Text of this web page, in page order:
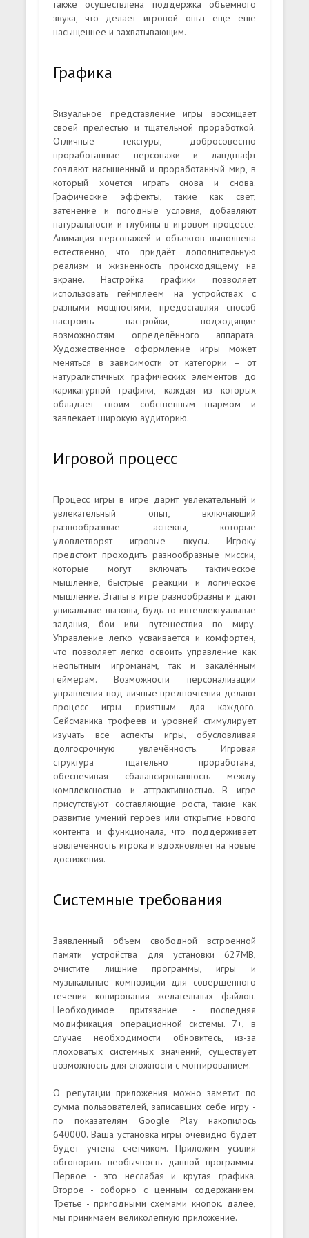
также осуществлена поддержка объемного
звука, что делает игровой опыт ещё еще
насыщеннее и захватывающим.
Графика
Визуальное представление игры восхищает
своей прелестью и тщательной проработкой.
Отличные текстуры, добросовестно
проработанные персонажи и ландшафт
создают насыщенный и проработанный мир, в
который хочется играть снова и снова.
Графические эффекты, такие как свет,
затенение и погодные условия, добавляют
натуральности и глубины в игровом процессе.
Анимация персонажей и объектов выполнена
естественно, что придаёт дополнительную
реализм и жизненность происходящему на
экране. Настройка графики позволяет
использовать геймплеем на устройствах с
разными мощностями, предоставляя способ
настроить настройки, подходящие
возможностям определённого аппарата.
Художественное оформление игры может
меняться в зависимости от категории – от
натуралистичных графических элементов до
карикатурной графики, каждая из которых
обладает своим собственным шармом и
завлекает широкую аудиторию.
Игровой процесс
Процесс игры в игре дарит увлекательный и
увлекательный опыт, включающий
разнообразные аспекты, которые
удовлетворят игровые вкусы. Игроку
предстоит проходить разнообразные миссии,
которые могут включать тактическое
мышление, быстрые реакции и логическое
мышление. Этапы в игре разнообразны и дают
уникальные вызовы, будь то интеллектуальные
задания, бои или путешествия по миру.
Управление легко усваивается и комфортен,
что позволяет легко освоить управление как
неопытным игроманам, так и закалённым
геймерам. Возможности персонализации
управления под личные предпочтения делают
процесс игры приятным для каждого.
Сейсманика трофеев и уровней стимулирует
изучать все аспекты игры, обусловливая
долгосрочную увлечённость. Игровая
структура тщательно проработана,
обеспечивая сбалансированность между
комплексностью и аттрактивностью. В игре
присутствуют составляющие роста, такие как
развитие умений героев или открытие нового
контента и функционала, что поддерживает
вовлечённость игрока и вдохновляет на новые
достижения.
Системные требования
Заявленный объем свободной встроенной
памяти устройства для установки 627MB,
очистите лишние программы, игры и
музыкальные композиции для совершенного
течения копирования желательных файлов.
Необходимое притязание - последняя
модификация операционной системы. 7+, в
случае необходимости обновитесь, из-за
плоховатых системных значений, существует
возможность для сложности с монтированием.
О репутации приложения можно заметит по
сумма пользователей, записавших себе игру -
по показателям Google Play накопилось
640000. Ваша установка игры очевидно будет
будет учтена счетчиком. Приложим усилия
обговорить необычность данной программы.
Первое - это неслабая и крутая графика.
Второе - соборно с ценным содержанием.
Третье - пригодными схемами кнопок. далее,
мы принимаем великолепную приложение.